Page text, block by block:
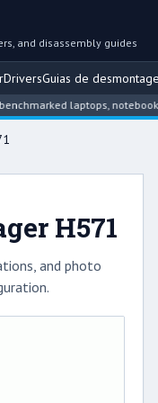
and disassembly guides
DriversGuias de
laptops,
H571
and photo